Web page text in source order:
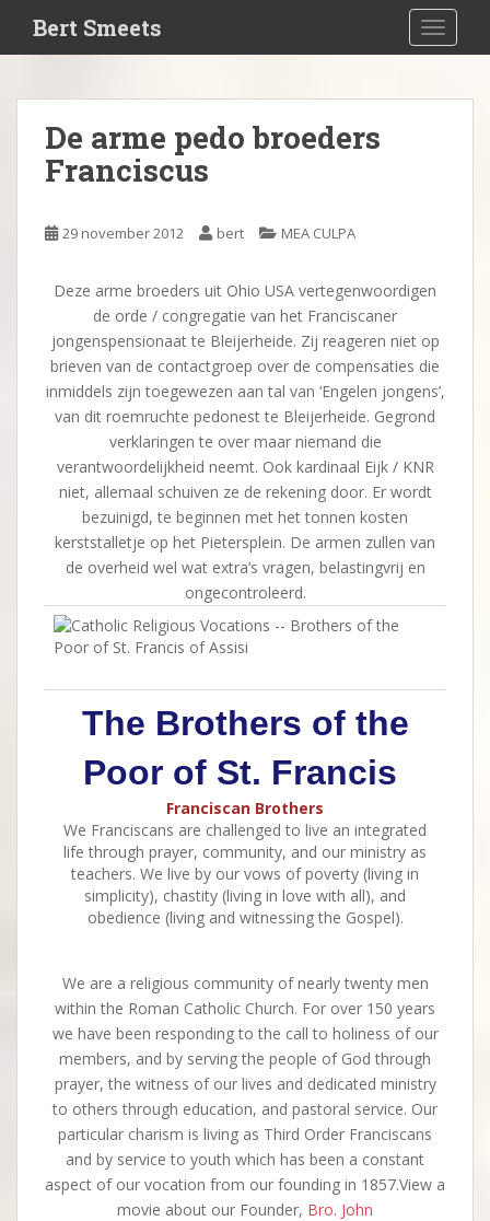
i
Bert Smeets
De arme pedo broeders
Franciscus
29 november 2012 bert MEA CULPA
Deze arme broeders uit Ohio USA vertegenwoordigen
de orde / congregatie van het Franciscaner
jongenspensionaat te Bleijerheide. Zij reageren niet op
brieven van de contactgroep over de compensaties die
inmiddels zijn toegewezen aan tal van ‘Engelen jongens’,
van dit roemruchte pedonest te Bleijerheide. Gegrond
verklaringen te over maar niemand die
verantwoordelijkheid neemt. Ook kardinaal Eijk / KNR
niet, allemaal schuiven ze de rekening door. Er wordt
bezuinigd, te beginnen met het tonnen kosten
kerststalletje op het Pietersplein. De armen zullen van
de overheid wel wat extra’s vragen, belastingvrij en
ongecontroleerd.
The Brothers of the
Poor of St. Francis
Franciscan Brothers
We Franciscans are challenged to live an integrated
life through prayer, community, and our ministry as
teachers. We live by our vows of poverty (living in
simplicity), chastity (living in love with all), and
obedience (living and witnessing the Gospel).
We are a religious community of nearly twenty men
within the Roman Catholic Church. For over 150 years
we have been responding to the call to holiness of our
members, and by serving the people of God through
prayer, the witness of our lives and dedicated ministry
to others through education, and pastoral service. Our
particular charism is living as Third Order Franciscans
and by service to youth which has been a constant
aspect of our vocation from our founding in 1857.View a
movie about our Founder, Bro. John